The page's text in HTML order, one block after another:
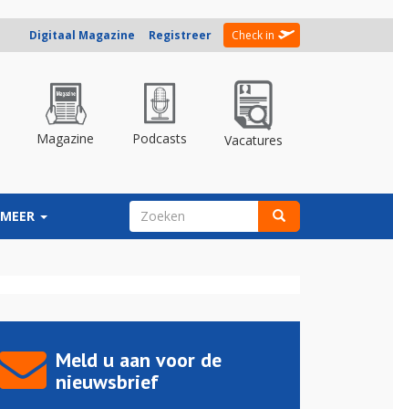
Digitaal Magazine Registreer Check in
Magazine Podcasts Vacatures
MEER ZOEKVELD
Meld u aan voor de
nieuwsbrief